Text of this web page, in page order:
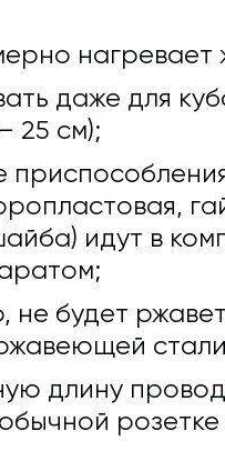
нагревает
даже для
25 см);
идут в
не будет
стали
длину
розетке